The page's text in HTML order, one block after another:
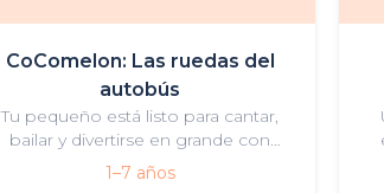
CoComelon: Las ruedas del
autobús
Tu pequeño está listo para cantar,
bailar y divertirse en grande con
CoComelon y sus amigos.
1–7 años